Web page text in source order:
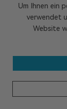
A5 Pro 2026
Mini PC | AMD
Schreibe
Deine E-Mail-
Felder sind mit*
Um Ihnen ein
verwendet
Website